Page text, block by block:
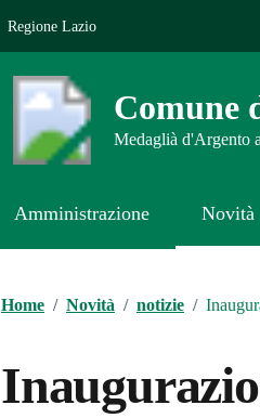
Regione Lazio
Comune
Medaglià d'Argento
Amministrazione Novità
Home / Novità / notizie /